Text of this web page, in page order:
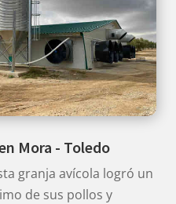
Mora - Toledo
granja avícola logró un
de sus pollos y